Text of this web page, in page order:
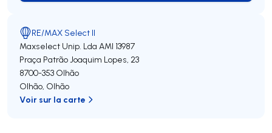
RE/MAX Select II
Maxselect Unip. Lda AMI 13987
Praça Patrão Joaquim Lopes, 23
8700-353 Olhão
Olhão, Olhão
Voir sur la carte